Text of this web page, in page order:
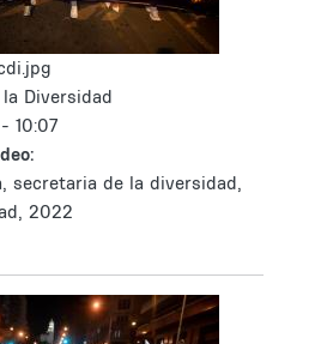
Diversidad
10:07
secretaria de la diversidad,
2022